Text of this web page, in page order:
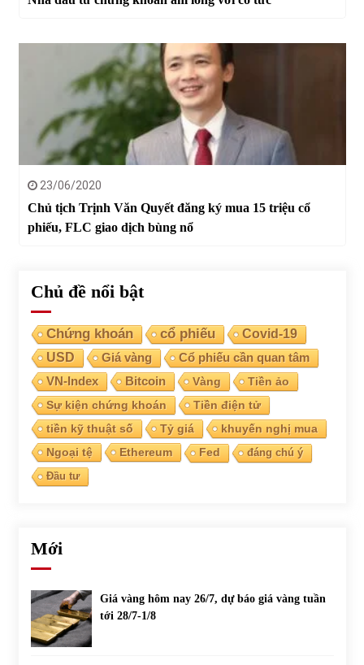
23/06/2020
Chủ tịch Trịnh Văn Quyết đăng ký mua 15 triệu cổ
phiếu, FLC giao dịch bùng nổ
Chủ đề nổi bật
Chứng khoán cổ phiếu
Covid-19
USD
Giá vàng Cổ phiếu cần quan tâm
VN-Index Bitcoin Vàng
Tiền ảo
Sự kiện chứng khoán
Tiền điện tử
tiền kỹ thuật số
Tỷ giá
khuyến nghị mua
Ngoại tệ
Ethereum Fed
đáng chú ý
Đầu tư
Mới
Giá vàng hôm nay 26/7, dự báo giá vàng tuần
tới 28/7-1/8